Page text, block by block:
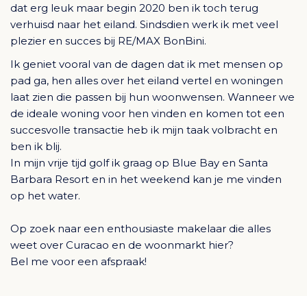
dat erg leuk maar begin 2020 ben ik toch terug
verhuisd naar het eiland. Sindsdien werk ik met veel
plezier en succes bij RE/MAX BonBini.
Ik geniet vooral van de dagen dat ik met mensen op
pad ga, hen alles over het eiland vertel en woningen
laat zien die passen bij hun woonwensen. Wanneer we
de ideale woning voor hen vinden en komen tot een
succesvolle transactie heb ik mijn taak volbracht en
ben ik blij.
In mijn vrije tijd golf ik graag op Blue Bay en Santa
Barbara Resort en in het weekend kan je me vinden
op het water.
Op zoek naar een enthousiaste makelaar die alles
weet over Curacao en de woonmarkt hier?
Bel me voor een afspraak!